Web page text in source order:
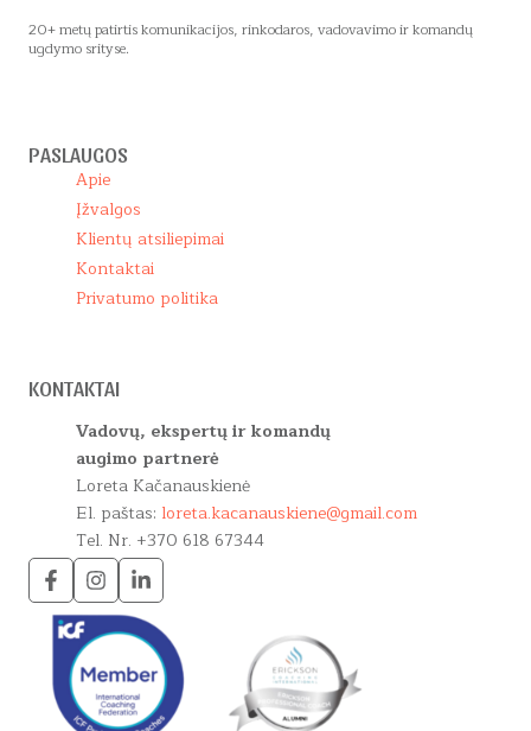
20+ metų patirtis komunikacijos, rinkodaros, vadovavimo ir komandų
ugdymo srityse.
PASLAUGOS
Apie
Įžvalgos
Klientų atsiliepimai
Kontaktai
Privatumo politika
KONTAKTAI
Vadovų, ekspertų ir komandų
augimo partnerė
Loreta Kačanauskienė
El. paštas: loreta.kacanauskiene@gmail.com
Tel. Nr. +370 618 67344